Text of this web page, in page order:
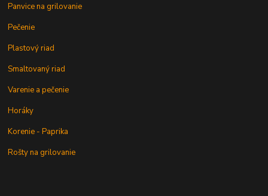
Panvice na grilovanie
Pečenie
Plastový riad
Smaltovaný riad
Varenie a pečenie
Horáky
Korenie - Paprika
Rošty na grilovanie